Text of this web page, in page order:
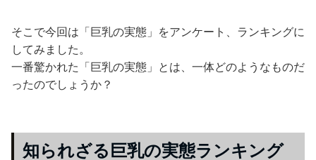
そこで今回は「巨乳の実態」をアンケート、ランキングに
してみました。
一番驚かれた「巨乳の実態」とは、一体どのようなものだ
ったのでしょうか？
知られざる巨乳の実態ランキング